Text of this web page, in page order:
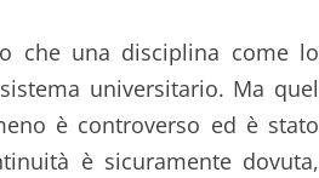
che una disciplina come lo
universitario. Ma quel
è controverso ed è stato
è sicuramente dovuta,